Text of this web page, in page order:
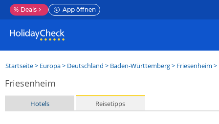
% Deals App öffnen
Startseite> Europa> Deutschland > Baden-Württemberg> Friesenheim >
Friesenheim
Hotels Reisetipps